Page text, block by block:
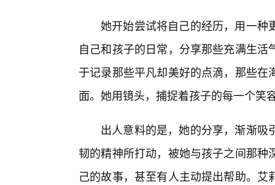
她开始尝试将自己的经历，用一种
自己和孩子的日常，分享那些充满生
于记录那些平凡却美好的点滴，那些
面。她用镜头，捕捉着孩子的每一个笑
出人意料的是，她的分享，渐渐
韧的精神所打动，被她与孩子之间那
己的故事，甚至有人主动提出帮助。